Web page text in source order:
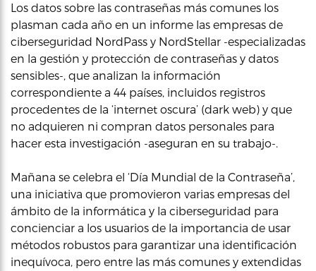
Los datos sobre las contraseñas más comunes los
plasman cada año en un informe las empresas de
ciberseguridad NordPass y NordStellar -especializadas
en la gestión y protección de contraseñas y datos
sensibles-, que analizan la información
correspondiente a 44 países, incluidos registros
procedentes de la ‘internet oscura’ (dark web) y que
no adquieren ni compran datos personales para
hacer esta investigación -aseguran en su trabajo-.
Mañana se celebra el ‘Día Mundial de la Contraseña’,
una iniciativa que promovieron varias empresas del
ámbito de la informática y la ciberseguridad para
concienciar a los usuarios de la importancia de usar
métodos robustos para garantizar una identificación
inequívoca, pero entre las más comunes y extendidas